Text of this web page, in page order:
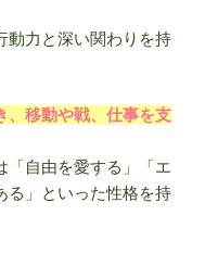
動力と深い関わりを持
、移動や戦、仕事を支
「自由を愛する」「エ
る」といった性格を持